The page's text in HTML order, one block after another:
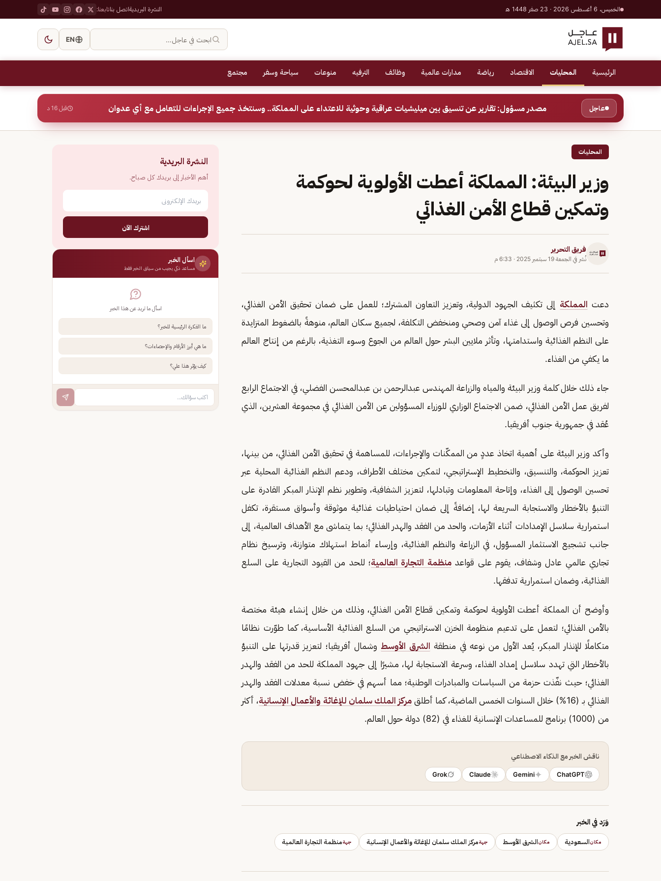
الخميس، 6 أغسطس 2026 · 23 صفر 1448 هـ النشرة البريديةاتصل بناتابعنا:
ابحث في عاجل… EN
الرئيسية المحليات الاقتصاد رياضة مدارات عالمية وظائف الترفيه منوعات سياحة وسفر مجتمع
عاجل مصدر مسؤول: تقارير عن تنسيق بين ميليشيات عراقية وحوثية للاعتداء على المملكة.. وسنتخذ جميع الإجراءات للتعامل مع أي عدوان قبل 16 د
المحليات
وزير البيئة: المملكة أعطت الأولوية لحوكمة
وتمكين قطاع الأمن الغذائي
فريق التحرير
نُشر في الجمعة 19 سبتمبر 2025 · 6:33 م
دعت المملكة إلى تكثيف الجهود الدولية، وتعزيز التعاون المشترك؛ للعمل على ضمان تحقيق الأمن الغذائي،
وتحسين فرص الوصول إلى غذاء آمن وصحي ومنخفض التكلفة، لجميع سكان العالم، منوهةً بالضغوط المتزايدة
على النظم الغذائية واستدامتها، وتأثر ملايين البشر حول العالم من الجوع وسوء التغذية، بالرغم من إنتاج العالم
ما يكفي من الغذاء.
جاء ذلك خلال كلمة وزير البيئة والمياه والزراعة المهندس عبدالرحمن بن عبدالمحسن الفضلي، في الاجتماع الرابع
لفريق عمل الأمن الغذائي، ضمن الاجتماع الوزاري للوزراء المسؤولين عن الأمن الغذائي في مجموعة العشرين، الذي
عُقد في جمهورية جنوب أفريقيا.
وأكد وزير البيئة على أهمية اتخاذ عددٍ من الممكّنات والإجراءات، للمساهمة في تحقيق الأمن الغذائي، من بينها،
تعزيز الحوكمة، والتنسيق، والتخطيط الإستراتيجي، لتمكين مختلف الأطراف، ودعم النظم الغذائية المحلية عبر
تحسين الوصول إلى الغذاء، وإتاحة المعلومات وتبادلها، لتعزيز الشفافية، وتطوير نظم الإنذار المبكر القادرة على
التنبؤ بالأخطار والاستجابة السريعة لها، إضافةً إلى ضمان احتياطيات غذائية موثوقة وأسواق مستقرة، تكفل
استمرارية سلاسل الإمدادات أثناء الأزمات، والحد من الفقد والهدر الغذائي؛ بما يتماشى مع الأهداف العالمية، إلى
جانب تشجيع الاستثمار المسؤول، في الزراعة والنظم الغذائية، وإرساء أنماط استهلاك متوازنة، وترسيخ نظام
تجاري عالمي عادل وشفاف، يقوم على قواعدمنظمة التجارة العالمية؛ للحد من القيود التجارية على السلع
الغذائية، وضمان استمرارية تدفقها.
وأوضح أن المملكة أعطت الأولوية لحوكمة وتمكين قطاع الأمن الغذائي، وذلك من خلال إنشاء هيئة مختصة
بالأمن الغذائي؛ لتعمل على تدعيم منظومة الخزن الاستراتيجي من السلع الغذائية الأساسية، كما طوّرت نظامًا
متكاملًا للإنذار المبكر، يُعد الأول من نوعه في منطقة الشرق الأوسط وشمال أفريقيا؛ لتعزيز قدرتها على التنبؤ
بالأخطار التي تهدد سلاسل إمداد الغذاء، وسرعة الاستجابة لها، مشيرًا إلى جهود المملكة للحد من الفقد والهدر
الغذائي؛ حيث نفّذت حزمة من السياسات والمبادرات الوطنية؛ مما أسهم في خفض نسبة معدلات الفقد والهدر
الغذائي بـ (16%) خلال السنوات الخمس الماضية، كما أطلق
مركز الملك سلمان للإغاثة والأعمال الإنسانية، أكثر
من (1000) برنامج للمساعدات الإنسانية للغذاء في (82) دولة حول العالم.
ناقش الخبر مع الذكاء الاصطناعي
ChatGPT
Gemini
Claude
Grok
وَرَد في الخبر
مكانالسعودية مكانالشرق الأوسط جهةمركز الملك سلمان للإغاثة والأعمال الإنسانية جهةمنظمة التجارة العالمية
النشرة البريدية
أهم الأخبار إلى بريدك كل صباح.
اشترك الآن
اسأل الخبر
مساعد ذكي يجيب من سياق الخبر فقط
اسأل ما تريد عن هذا الخبر
ما الفكرة الرئيسية للخبر؟
ما هي أبرز الأرقام والإحصاءات؟
كيف يؤثر هذا علي؟